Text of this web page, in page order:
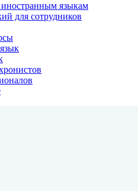
языкам
для сотрудников